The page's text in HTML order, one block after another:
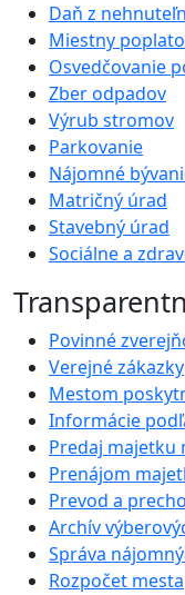
Daň z
Miestny
Osvedčovanie
Zber odpadov
Výrub stromov
Parkovanie
Nájomné
Matričný úrad
Stavebný úrad
Sociálne a
Povinné
Verejné zákazky
Mestom
Informácie
Predaj majetku
Prenájom
Prevod a
Archív
Správa
Rozpočet mesta